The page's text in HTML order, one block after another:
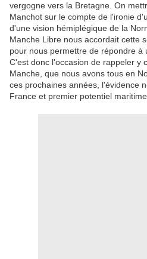
vergogne vers la Bretagne. On
Manchot sur le compte de l'ironie
d'une vision hémiplégique de la
Manche Libre nous accordait cette
pour nous permettre de répondre à
C'est donc l'occasion de rappeler y
Manche, que nous avons tous en
ces prochaines années, l'évidence
France et premier potentiel maritime